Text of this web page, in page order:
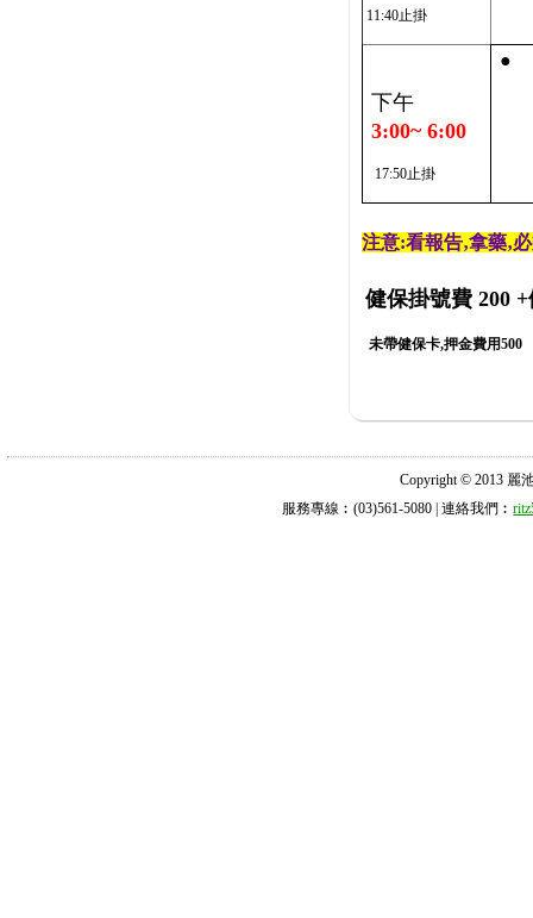
11:40止掛
下午
3:00~ 6:00
17:50止掛
●
注意:看報告‚拿藥‚
健保掛號費 200 +
未帶健保卡,押金費用500
Copyright © 2013 麗
服務專線︰(03)561-5080 | 連絡我們︰